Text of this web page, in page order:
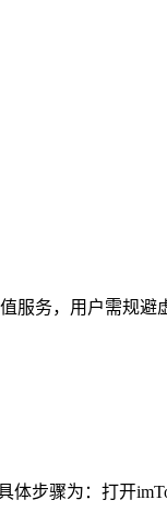
服务，用户需规避
步骤为：打开